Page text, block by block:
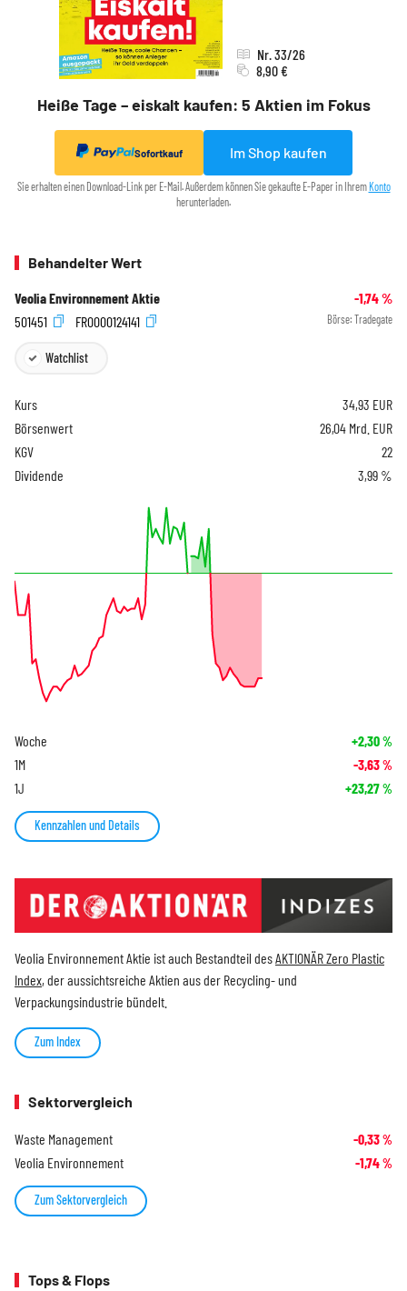
Heiße Tage – eiskalt kaufen: 5 Aktien im Fokus
Nr. 33/26
8,90 €
Sofortkauf Im Shop kaufen
Sie erhalten einen Download-Link per E-Mail. Außerdem können Sie gekaufte E-Paper in Ihrem Konto
herunterladen.
Behandelter Wert
Veolia Environnement Aktie -1,74%
501451
FR0000124141 Börse: Tradegate
Watchlist
Kurs 34,93 EUR
Börsenwert
26,04 Mrd. EUR
KGV
22
Dividende
3,99 %
Woche +2,30%
1M -3,63%
1J +23,27%
Kennzahlen und Details
Veolia Environnement Aktie ist auch Bestandteil desAKTIONÄR Zero Plastic
Index, der aussichtsreiche Aktien aus der Recycling- und
Verpackungsindustrie bündelt.
Zum Index
Sektorvergleich
Waste Management -0,33%
Veolia Environnement -1,74%
Zum Sektorvergleich
Tops & Flops